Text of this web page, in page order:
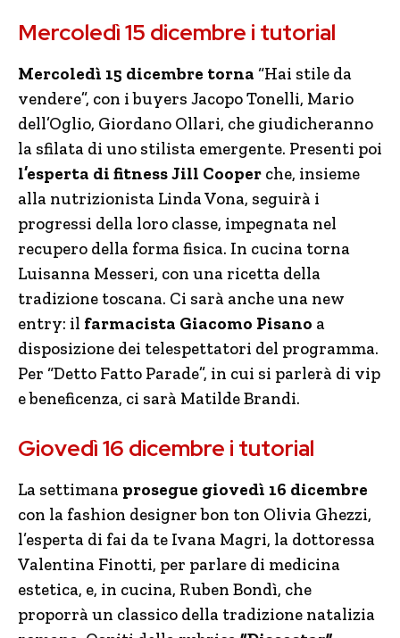
Mercoledì 15 dicembre i tutorial
Mercoledì 15 dicembre torna “Hai stile da
vendere”, con i buyers Jacopo Tonelli, Mario
dell’Oglio, Giordano Ollari, che giudicheranno
la sfilata di uno stilista emergente. Presenti poi
l’esperta di fitness Jill Cooper che, insieme
alla nutrizionista Linda Vona, seguirà i
progressi della loro classe, impegnata nel
recupero della forma fisica. In cucina torna
Luisanna Messeri, con una ricetta della
tradizione toscana. Ci sarà anche una new
entry: il farmacista Giacomo Pisano a
disposizione dei telespettatori del programma.
Per “Detto Fatto Parade”, in cui si parlerà di vip
e beneficenza, ci sarà Matilde Brandi.
Giovedì 16 dicembre i tutorial
La settimana prosegue giovedì 16 dicembre
con la fashion designer bon ton Olivia Ghezzi,
l’esperta di fai da te Ivana Magri, la dottoressa
Valentina Finotti, per parlare di medicina
estetica, e, in cucina, Ruben Bondì, che
proporrà un classico della tradizione natalizia